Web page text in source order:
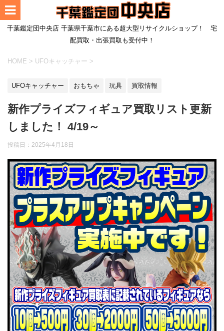
千葉鑑定団中央店 千葉県千葉市にある超大型リサイクルショップ！ 宅
配買取・出張買取も受付中！
HOME > UFOキャッチャー >
UFOキャッチャー おもちゃ 玩具 買取情報
新作プライズフィギュア買取リスト更新
しました！ 4/19～
投稿日： 2025年4月18日